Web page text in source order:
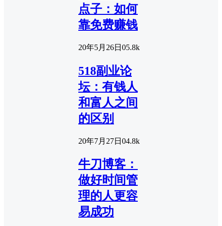
点子：如何
靠免费赚钱
20年5月26日 05.8k
518副业论
坛：有钱人
和富人之间
的区别
20年7月27日 04.8k
牛刀博客：
做好时间管
理的人更容
易成功